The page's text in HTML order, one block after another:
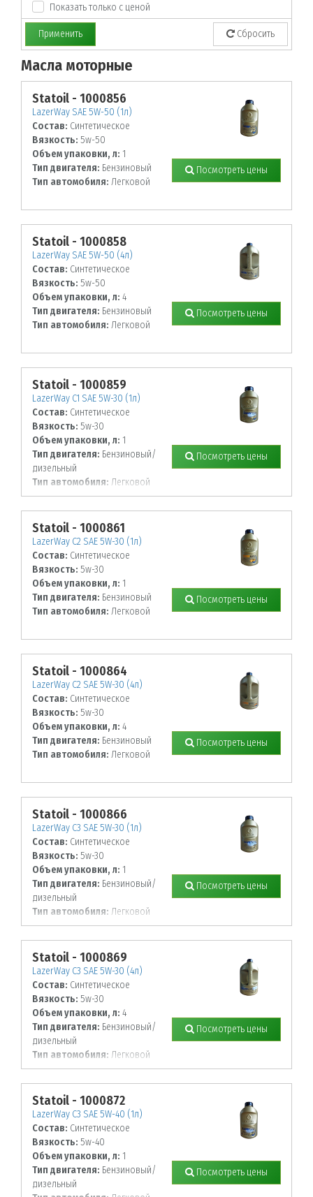
Показать только с ценой
Применить Сбросить
Масла моторные
Statoil - 1000856
LazerWay SAE 5W-50 (1л)
Состав: Синтетическое
Вязкость: 5w-50
Объем упаковки, л: 1
Тип двигателя: Бензиновый
Тип автомобиля: Легковой
Посмотреть цены
Statoil - 1000858
LazerWay SAE 5W-50 (4л)
Состав: Синтетическое
Вязкость: 5w-50
Объем упаковки, л: 4
Тип двигателя: Бензиновый
Тип автомобиля: Легковой
Посмотреть цены
Statoil - 1000859
LazerWay C1 SAE 5W-30 (1л)
Состав: Синтетическое
Вязкость: 5w-30
Объем упаковки, л: 1
Тип двигателя: Бензиновый/
дизельный
Тип автомобиля: Легковой
Посмотреть цены
Statoil - 1000861
LazerWay C2 SAE 5W-30 (1л)
Состав: Синтетическое
Вязкость: 5w-30
Объем упаковки, л: 1
Тип двигателя: Бензиновый
Тип автомобиля: Легковой
Посмотреть цены
Statoil - 1000864
LazerWay C2 SAE 5W-30 (4л)
Состав: Синтетическое
Вязкость: 5w-30
Объем упаковки, л: 4
Тип двигателя: Бензиновый
Тип автомобиля: Легковой
Посмотреть цены
Statoil - 1000866
LazerWay C3 SAE 5W-30 (1л)
Состав: Синтетическое
Вязкость: 5w-30
Объем упаковки, л: 1
Тип двигателя: Бензиновый/
дизельный
Тип автомобиля: Легковой
Посмотреть цены
Statoil - 1000869
LazerWay C3 SAE 5W-30 (4л)
Состав: Синтетическое
Вязкость: 5w-30
Объем упаковки, л: 4
Тип двигателя: Бензиновый/
дизельный
Тип автомобиля: Легковой
Посмотреть цены
Statoil - 1000872
LazerWay C3 SAE 5W-40 (1л)
Состав: Синтетическое
Вязкость: 5w-40
Объем упаковки, л: 1
Тип двигателя: Бензиновый/
дизельный
Посмотреть цены
По заданным параметрам товары не найдены!